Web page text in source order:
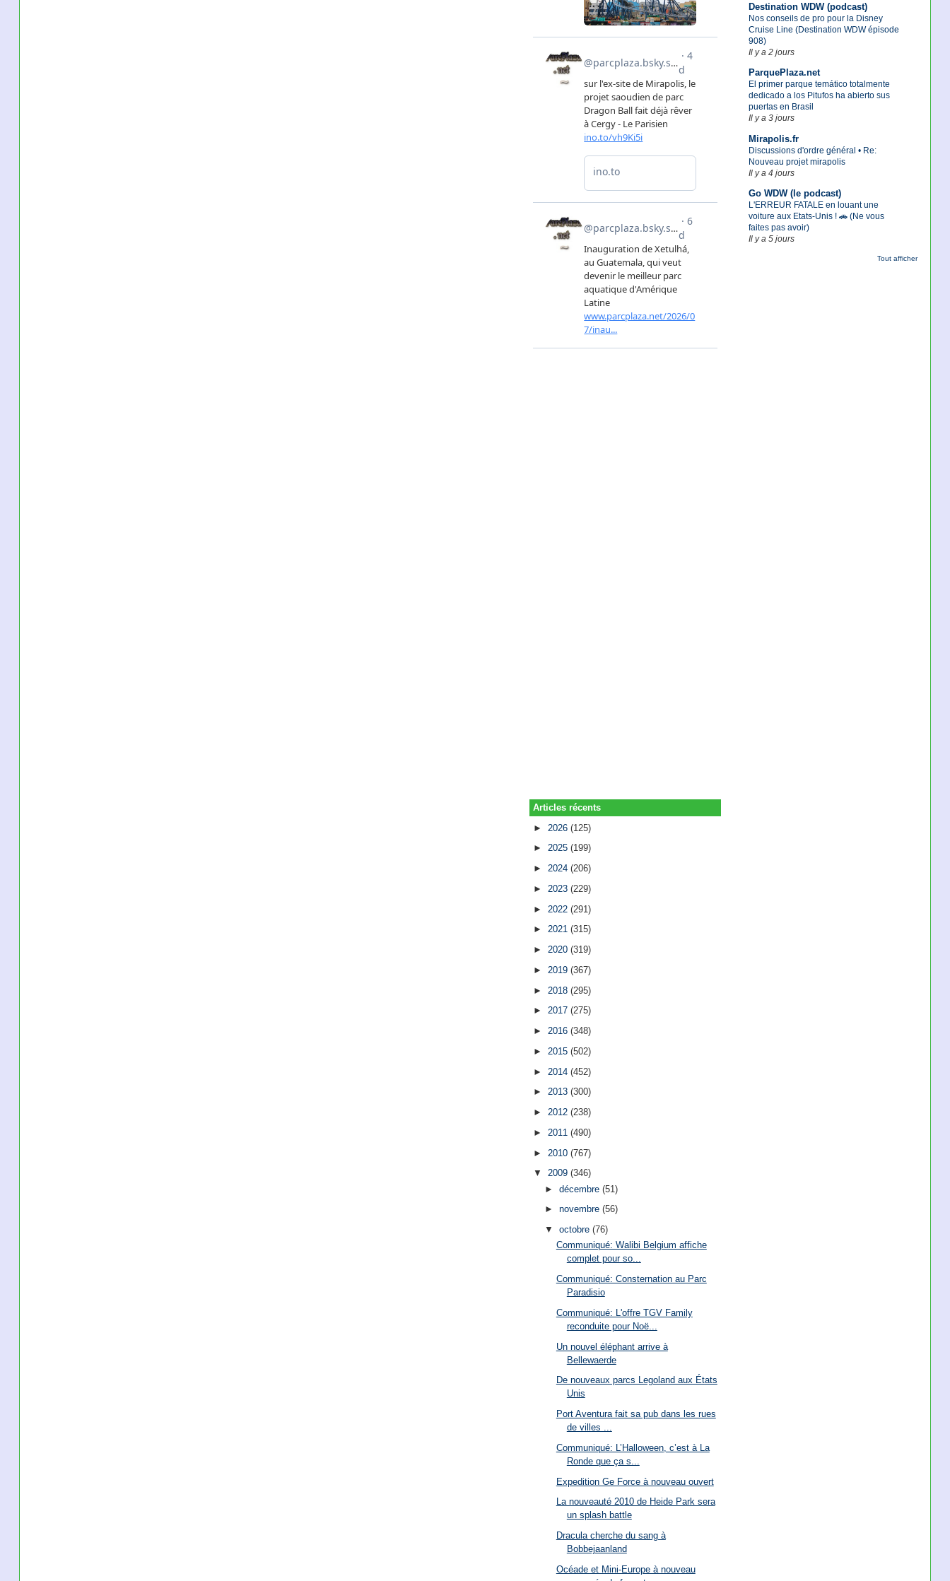
Destination WDW (podcast)
Nos conseils de pro pour la Disney
Cruise Line (Destination WDW épisode
908)
Il y a 2 jours
ParquePlaza.net
El primer parque temático totalmente
dedicado a los Pitufos ha abierto sus
puertas en Brasil
Il y a 3 jours
Mirapolis.fr
Discussions d'ordre général • Re:
Nouveau projet mirapolis
Il y a 4 jours
Go WDW (le podcast)
L'ERREUR FATALE en louant une
voiture aux Etats-Unis ! 🚗 (Ne vous
faites pas avoir)
Il y a 5 jours
Tout afficher
Articles récents
► 2026(125)
►2025(199)
►2024(206)
► 2023(229)
► 2022(291)
►2021(315)
►2020(319)
► 2019(367)
► 2018(295)
►2017(275)
►2016(348)
► 2015(502)
► 2014(452)
►2013(300)
►2012(238)
► 2011(490)
► 2010(767)
▼2009(346)
► décembre (51)
► novembre (56)
▼ octobre (76)
Communiqué: Walibi Belgium affiche
complet pour so...
Communiqué: Consternation au Parc
Paradisio
Communiqué: L'offre TGV Family
reconduite pour Noë...
Un nouvel éléphant arrive à
Bellewaerde
De nouveaux parcs Legoland aux États
Unis
Port Aventura fait sa pub dans les rues
de villes ...
Communiqué: L’Halloween, c’est à La
Ronde que ça s...
Expedition Ge Force à nouveau ouvert
La nouveauté 2010 de Heide Park sera
un splash battle
Dracula cherche du sang à
Bobbejaanland
Océade et Mini-Europe à nouveau